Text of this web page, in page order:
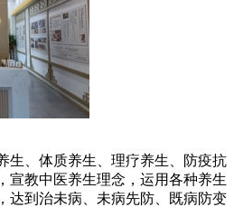
生、体质养生、理疗养生、防疫抗
宣教中医养生理念，运用各种养生
达到治未病、未病先防、既病防变